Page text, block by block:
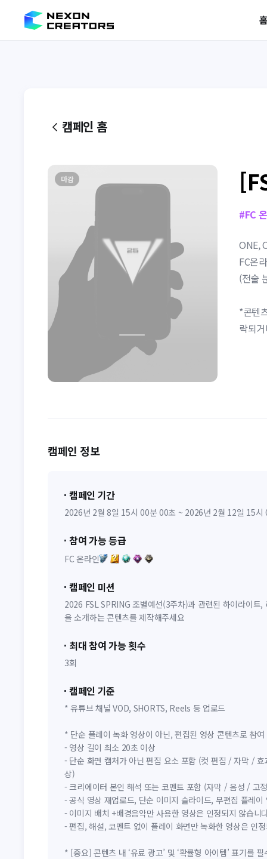
캠페인 홈
마감
#FC
ONE,
FC온
(전술
*콘텐
락되
캠페인 정보
캠페인 기간
2026년 2월 8일 15시 00분 00초 ~ 2026년 2월 12일 15시
참여 가능 등급
FC 온라인
캠페인 미션
2026 FSL SPRING 조별예선(3주차)과 관련된 하이라이트,
을 소개하는 콘텐츠를 제작해주세요
최대 참여 가능 횟수
3회
캠페인 기준
* 유튜브 채널 VOD, SHORTS, Reels 등 업로드
* 단순 플레이 녹화 영상이 아닌, 편집된 영상 콘텐츠로 참
- 영상 길이 최소 20초 이상
- 단순 화면 캡처가 아닌 편집 요소 포함 (컷 편집 / 자막 /
상)
- 크리에이터 본인 해석 또는 코멘트 포함 (자막 / 음성 / 고
- 공식 영상 재업로드, 단순 이미지 슬라이드, 무편집 플레
- 이미지 배치 +배경음악만 사용한 영상은 인정되지 않습니
- 편집, 해설, 코멘트 없이 플레이 화면만 녹화한 영상은 인
* [중요] 콘텐츠 내 ‘유료 광고’ 및 ‘확률형 아이템’ 표기를